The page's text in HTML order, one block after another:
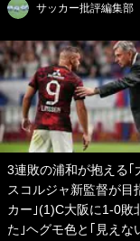
サッカー批評編集部
3連敗の浦和が抱える｢
スコルジャ新監督が目
カー｣(1)C大阪に1-0敗
た｣ヘグモ色と｢見えな